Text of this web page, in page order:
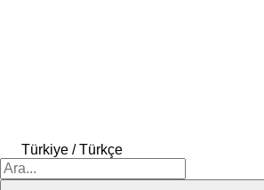
Türkiye / Türkçe